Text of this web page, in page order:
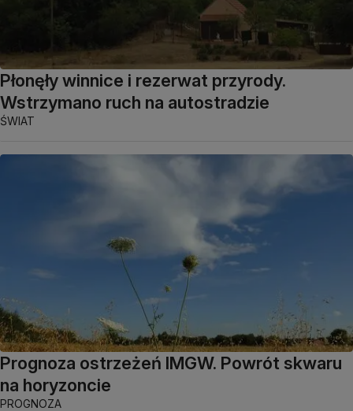
Płonęły winnice i rezerwat przyrody.
Wstrzymano ruch na autostradzie
ŚWIAT
Prognoza ostrzeżeń IMGW. Powrót skwaru
na horyzoncie
PROGNOZA